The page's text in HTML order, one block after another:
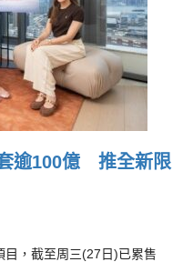
逾100億 推全新限
，截至周三(27日)已累售